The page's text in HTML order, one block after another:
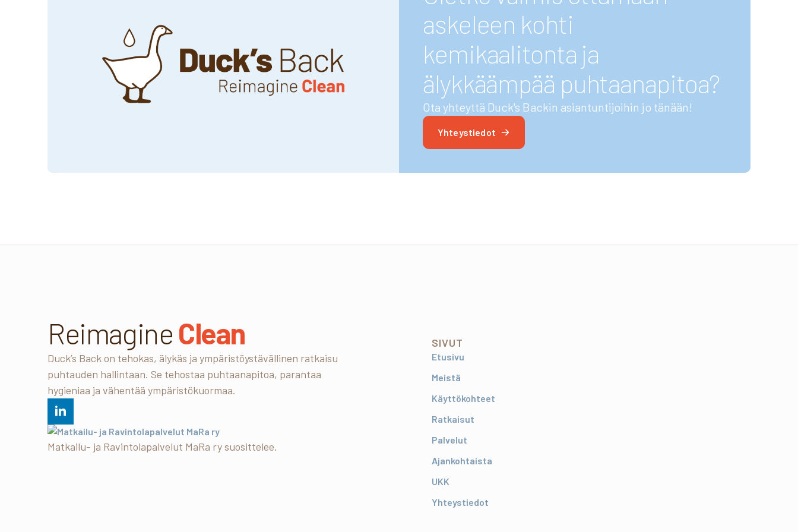
askeleen kohti
kemikaalitonta ja
älykkäämpää puhtaanapitoa?
Ota yhteyttä Duck's Backin asiantuntijoihin jo tänään!
Yhteystiedot
Reimagine Clean
Duck’s Back on tehokas, älykäs ja ympäristöystävällinen ratkaisu
puhtauden hallintaan. Se tehostaa puhtaanapitoa, parantaa
hygieniaa ja vähentää ympäristökuormaa.
Matkailu- ja Ravintolapalvelut MaRa ry suosittelee.
SIVUT
Etusivu
Meistä
Käyttökohteet
Ratkaisut
Palvelut
Ajankohtaista
UKK
Yhteystiedot